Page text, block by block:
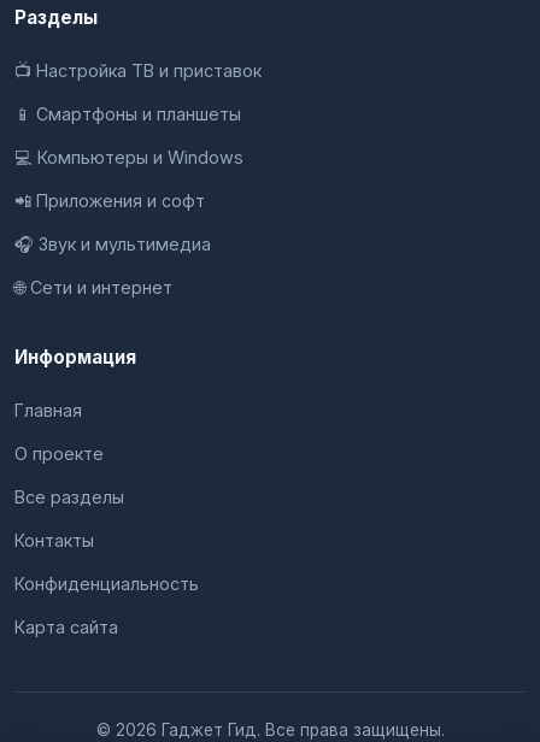
Разделы
📺 Настройка ТВ и приставок
📱 Смартфоны и планшеты
💻 Компьютеры и Windows
📲 Приложения и софт
🎧 Звук и мультимедиа
🌐 Сети и интернет
Информация
Главная
О проекте
Все разделы
Контакты
Конфиденциальность
Карта сайта
© 2026 Гаджет Гид. Все права защищены.